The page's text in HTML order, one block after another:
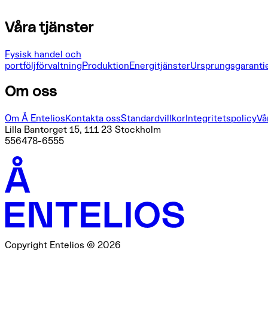
Våra tjänster
Fysisk handel och
portföljförvaltningProduktionEnergitjänster
Om oss
Om Å EnteliosKontakta ossStandardvillkorIntegritetspolicy
Lilla Bantorget 15, 111 23 Stockholm
556478-6555
Copyright Entelios © 2026